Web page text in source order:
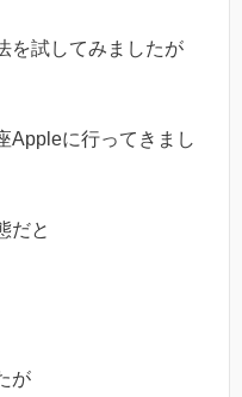
を試してみましたが
Appleに行ってきまし
だと
が